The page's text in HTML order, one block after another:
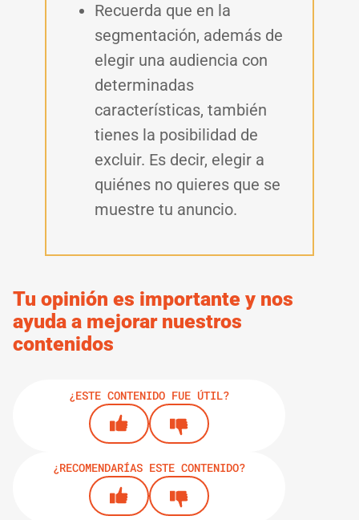
Recuerda que en la
segmentación, además de
elegir una audiencia con
determinadas
características, también
tienes la posibilidad de
excluir. Es decir, elegir a
quiénes no quieres que se
muestre tu anuncio.
Tu opinión es importante y nos
ayuda a mejorar nuestros
contenidos
¿ESTE CONTENIDO FUE ÚTIL?
¿RECOMENDARÍAS ESTE CONTENIDO?